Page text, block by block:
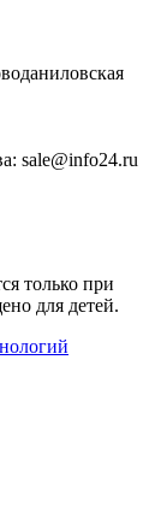
sale@info24.ru
только при
для детей.